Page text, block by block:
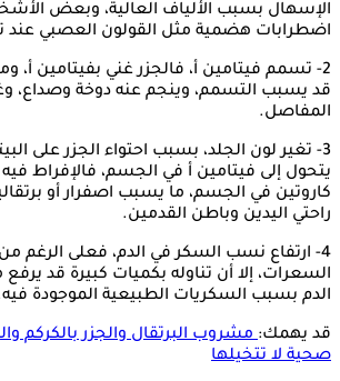
الإسهال بسبب الألياف العالية، وبعض
اضطرابات هضمية مثل القولون العصبي عند
2- تسمم فيتامين أ، فالجزر غني بفيتامين أ،
قد يسبب التسمم، وينجم عنه دوخة وصداع،
المفاصل.
3- تغير لون الجلد، بسبب احتواء الجزر على
يتحول إلى فيتامين أ في الجسم، فالإفراط فيه
كاروتين في الجسم، ما يسبب اصفرار أو
راحتي اليدين وباطن القدمين.
4- ارتفاع نسب السكر في الدم، فعلى الرغم
السعرات، إلا أن تناوله بكميات كبيرة قد
الدم بسبب السكريات الطبيعية الموجودة
قد يهمك:مشروب البرتقال والجزر بالكركم
صحية لا تتخيلها